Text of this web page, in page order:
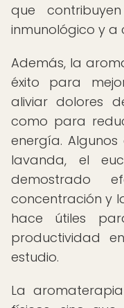
que
inmunológico y a
Además, la
éxito para
aliviar dolores
como para
energía.
lavanda, el
demostrado
concentración y
hace útiles
productividad
estudio.
La